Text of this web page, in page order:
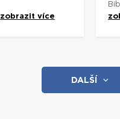
zobrazit více
DALŠÍ